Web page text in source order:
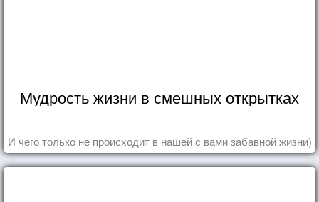
Мудрость жизни в смешных открытках
И чего только не происходит в нашей с вами забавной жизни)